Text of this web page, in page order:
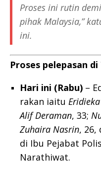
Proses ini rutin
pihak Malaysia,”
ini.
Proses pelepasan
Hari ini (Rabu) –
rakan iaitu
Alif Deraman, 33;
Zuhaira Nasrin, 26,
di Ibu Pejabat
Narathiwat.